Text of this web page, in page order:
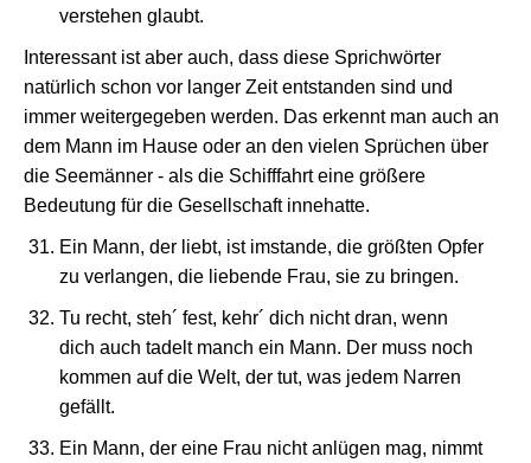
verstehen glaubt.
Interessant ist aber auch, dass diese Sprichwörter
natürlich schon vor langer Zeit entstanden sind und
immer weitergegeben werden. Das erkennt man auch an
dem Mann im Hause oder an den vielen Sprüchen über
die Seemänner - als die Schifffahrt eine größere
Bedeutung für die Gesellschaft innehatte.
Ein Mann, der liebt, ist imstande, die größten Opfer
zu verlangen, die liebende Frau, sie zu bringen.
Tu recht, steh´ fest, kehr´ dich nicht dran, wenn
dich auch tadelt manch ein Mann. Der muss noch
kommen auf die Welt, der tut, was jedem Narren
gefällt.
Ein Mann, der eine Frau nicht anlügen mag, nimmt